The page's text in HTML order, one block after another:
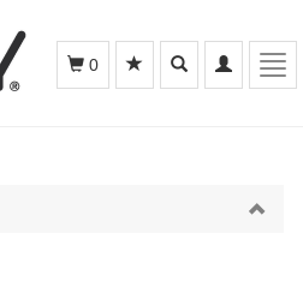
Toggle
navigation
Toggle
search
0